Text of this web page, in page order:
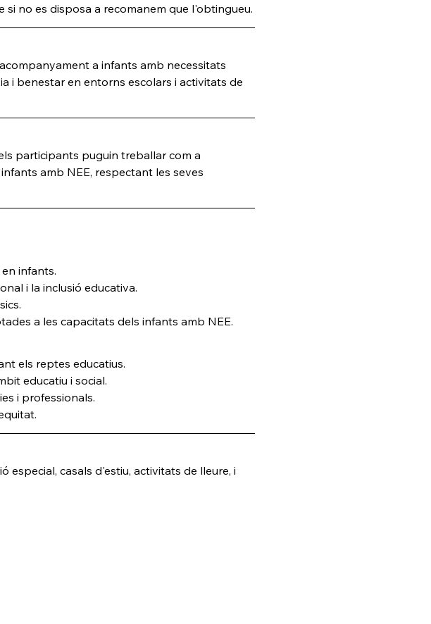
si no es disposa a recomanem que l'obtingueu.
a infants amb necessitats
i benestar en entorns escolars i activitats de
participants puguin treballar com a
amb NEE, respectant les seves
infants.
i la inclusió educativa.
a les capacitats dels infants amb NEE.
els reptes educatius.
educatiu i social.
i professionals.
especial, casals d'estiu, activitats de lleure, i